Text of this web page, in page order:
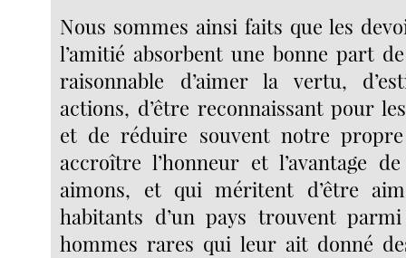
Nous sommes ainsi faits que les
l’amitié absorbent une bonne part
raisonnable d’aimer la vertu,
actions, d’être reconnaissant pour
et de réduire souvent notre
accroître l’honneur et l’avantage
aimons, et qui méritent d’être
habitants d’un pays trouvent
hommes rares qui leur ait donné